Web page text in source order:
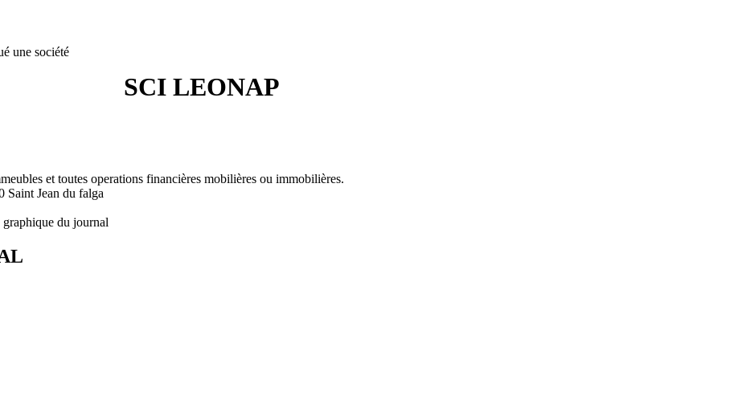
une société
SCI LEONAP
et toutes operations financières mobilières ou immobilières.
Jean du falga
du journal